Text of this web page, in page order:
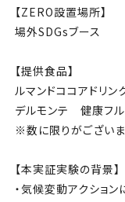
【ZERO設置場所】
場外SDGsブース
【提供食品】
ルマンドココアドリン
デルモンテ 健康フ
※数に限りがございま
【本実証実験の背景】
・気候変動アクショ